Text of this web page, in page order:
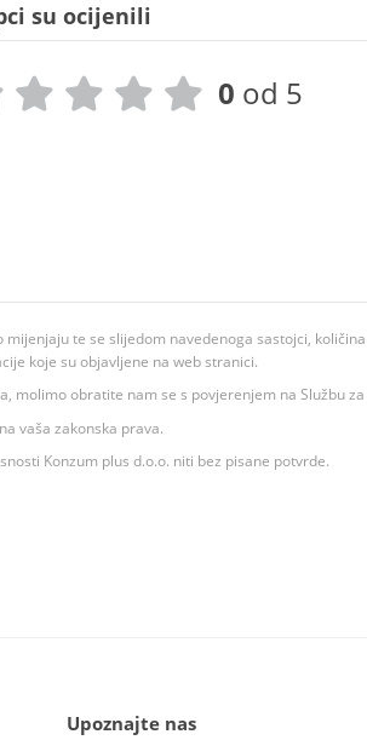
su ocijenili
0 od 5
te se slijedom navedenoga sastojci,
koje su objavljene na web stranici.
molimo obratite nam se s povjerenjem na Službu za
vaša zakonska prava.
Konzum plus d.o.o. niti bez pisane potvrde.
Upoznajte nas